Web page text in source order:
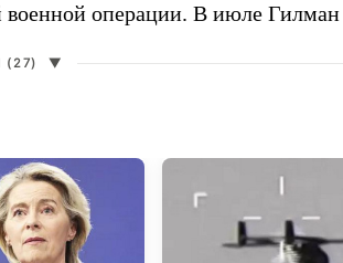
военной операции. В июле Гилман
(27) ▼